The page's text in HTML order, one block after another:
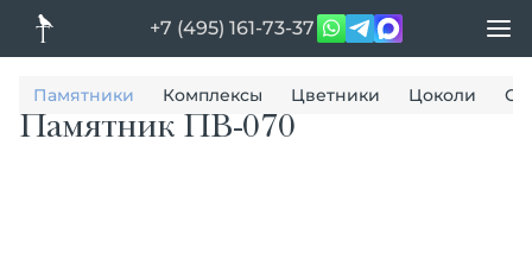
+7 (495) 161-73-37
Памятники Комплексы Цветники Цоколи
Памятник ПВ-070